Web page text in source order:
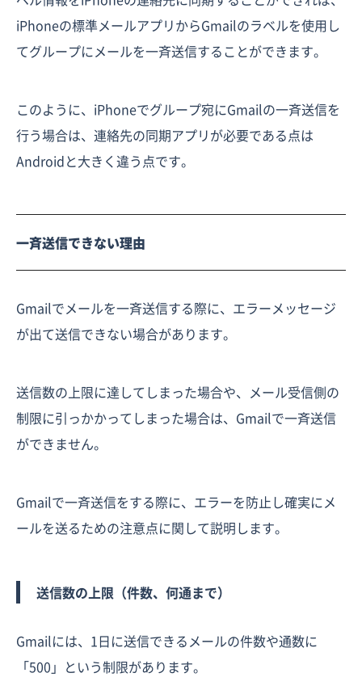
iPhoneの標準メールアプリからGmailのラベルを使用し
てグループにメールを一斉送信することができます。
このように、iPhoneでグループ宛にGmailの一斉送信を
行う場合は、連絡先の同期アプリが必要である点は
Androidと大きく違う点です。
一斉送信できない理由
Gmailでメールを一斉送信する際に、エラーメッセージ
が出て送信できない場合があります。
送信数の上限に達してしまった場合や、メール受信側の
制限に引っかかってしまった場合は、Gmailで一斉送信
ができません。
Gmailで一斉送信をする際に、エラーを防止し確実にメ
ールを送るための注意点に関して説明します。
送信数の上限（件数、何通まで）
Gmailには、1日に送信できるメールの件数や通数に
「500」という制限があります。